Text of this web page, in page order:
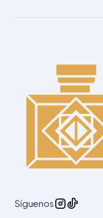
Síguenos